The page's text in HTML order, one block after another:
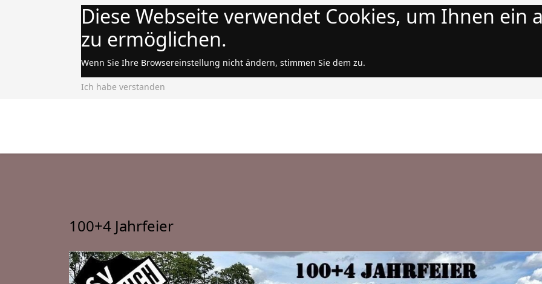
Diese Webseite verwendet Cookies, um Ihnen ein
zu ermöglichen.
Wenn Sie Ihre Browsereinstellung nicht ändern, stimmen Sie dem zu.
Ich habe verstanden
100+4 Jahrfeier